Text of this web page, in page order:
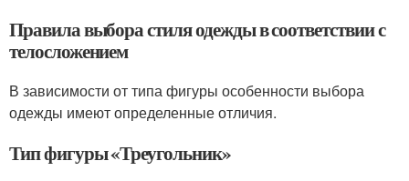
Правила выбора стиля одежды в соответствии с
телосложением
В зависимости от типа фигуры особенности выбора
одежды имеют определенные отличия.
Тип фигуры «Треугольник»